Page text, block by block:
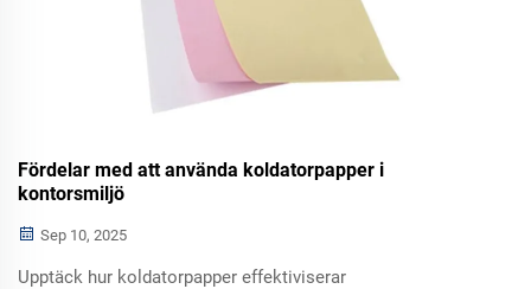
Fördelar med att använda koldatorpapper i
kontorsmiljö
Sep 10, 2025
Upptäck hur koldatorpapper effektiviserar